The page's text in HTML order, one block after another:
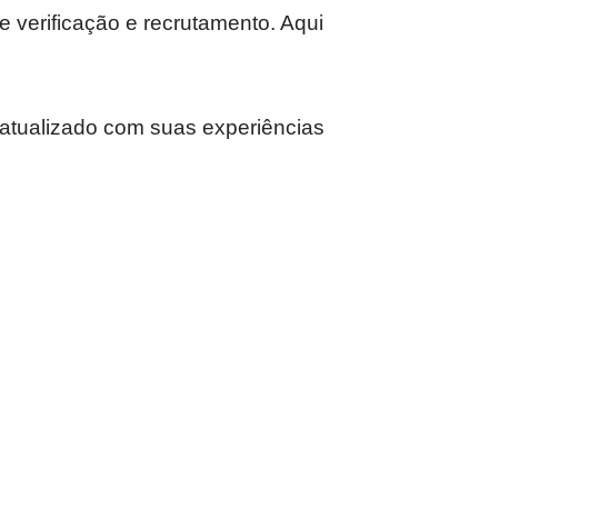
verificação e recrutamento. Aqui
com suas experiências